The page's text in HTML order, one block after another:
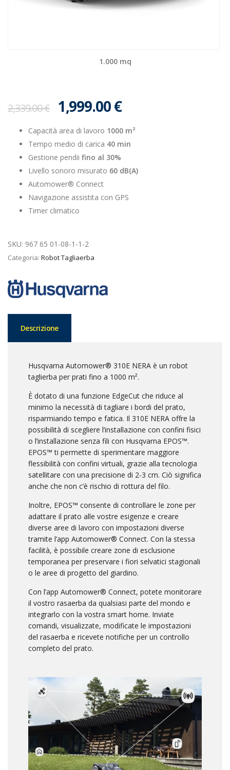
1.000 mq
2,339.00€ 1,999.00€
Capacità area di lavoro 1000 m²
Tempo medio di carica 40 min
Gestione pendii fino al 30%
Livello sonoro misurato 60 dB(A)
Automower® Connect
Navigazione assistita con GPS
Timer climatico
SKU: 967 65 01-08-1-1-2
Categoria: Robot Tagliaerba
Descrizione
Husqvarna Automower® 310E NERA è un robot
taglierba per prati fino a 1000 m².
È dotato di una funzione EdgeCut che riduce al
minimo la necessità di tagliare i bordi del prato,
risparmiando tempo e fatica. Il 310E NERA offre la
possibilità di scegliere l’installazione con confini fisici
o l’installazione senza fili con Husqvarna EPOS™.
EPOS™ ti permette di sperimentare maggiore
flessibilità con confini virtuali, grazie alla tecnologia
satellitare con una precisione di 2-3 cm. Ciò significa
anche che non c’è rischio di rottura del filo.
Inoltre, EPOS™ consente di controllare le zone per
adattare il prato alle vostre esigenze e creare
diverse aree di lavoro con impostazioni diverse
tramite l’app Automower® Connect. Con la stessa
facilità, è possibile creare zone di esclusione
temporanea per preservare i fiori selvatici stagionali
o le aree di progetto del giardino.
Con l’app Automower® Connect, potete monitorare
il vostro rasaerba da qualsiasi parte del mondo e
integrarlo con la vostra smart home. Inviate
comandi, visualizzate, modificate le impostazioni
del rasaerba e ricevete notifiche per un controllo
completo del prato.